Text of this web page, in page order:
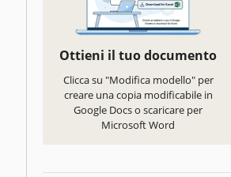
Ottieni il tuo documento
Clicca su "Modifica modello" per
creare una copia modificabile in
Google Docs o scaricare per
Microsoft Word